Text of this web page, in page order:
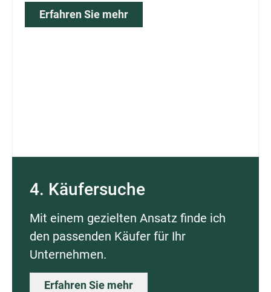
Erfahren Sie mehr
4. Käufersuche
Mit einem gezielten Ansatz finde ich
den passenden Käufer für Ihr
Unternehmen.
Erfahren Sie mehr